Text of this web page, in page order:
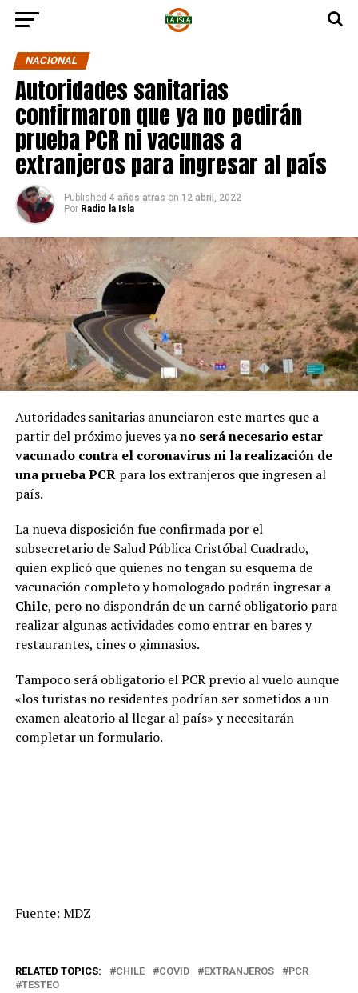
NACIONAL
Autoridades sanitarias
confirmaron que ya no pedirán
prueba PCR ni vacunas a
extranjeros para ingresar al país
Published 4 años atras on 12 abril, 2022
Por Radio la Isla
Autoridades sanitarias anunciaron este martes que a
partir del próximo jueves yano será necesario estar
vacunado contra el coronavirus ni la realización de
una prueba PCRpara los extranjeros que ingresen al
país.
La nueva disposición fue confirmada por el
subsecretario de Salud Pública Cristóbal Cuadrado,
quien explicó que quienes no tengan su esquema de
vacunación completo y homologado podrán ingresar a
Chile, pero no dispondrán de un carné obligatorio para
realizar algunas actividades como entrar en bares y
restaurantes, cines o gimnasios.
Tampoco será obligatorio el PCR previo al vuelo aunque
«los turistas no residentes podrían ser sometidos a un
examen aleatorio al llegar al país» y necesitarán
completar un formulario.
Fuente: MDZ
RELATED TOPICS: CHILE COVID EXTRANJEROS
PCR
TESTEO